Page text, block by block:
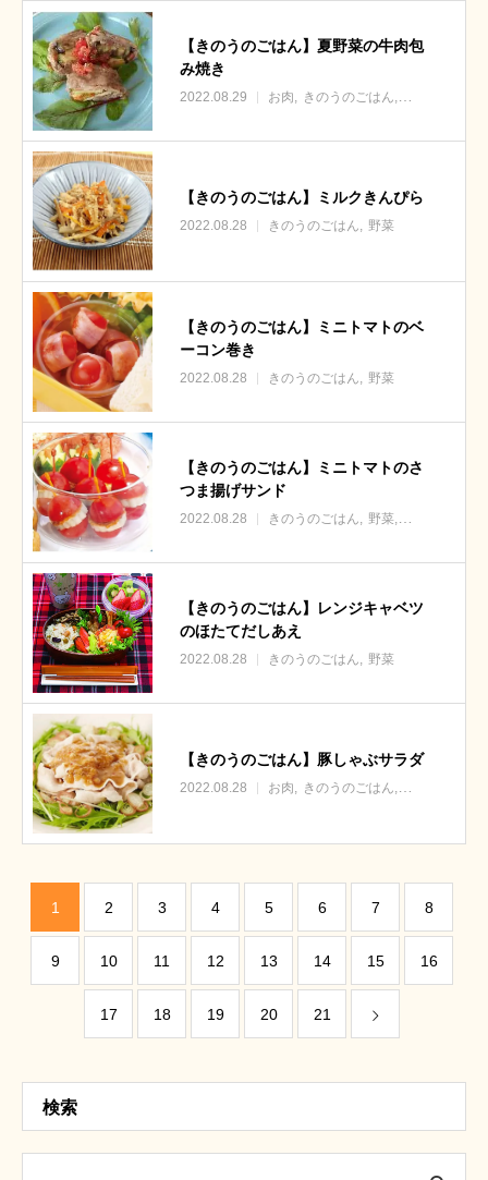
【きのうのごはん】夏野菜の牛肉包
み焼き
2022.08.29 お肉 きのうのごはん
【きのうのごはん】ミルクきんぴら
2022.08.28 きのうのごはん 野菜
【きのうのごはん】ミニトマトのベ
ーコン巻き
2022.08.28 きのうのごはん 野菜
【きのうのごはん】ミニトマトのさ
つま揚げサンド
2022.08.28 きのうのごはん 野菜
【きのうのごはん】レンジキャベツ
のほたてだしあえ
2022.08.28 きのうのごはん 野菜
【きのうのごはん】豚しゃぶサラダ
2022.08.28 お肉 きのうのごはん 野菜
1 2 3 4 5 6 7 8
9 10 11 12 13 14 15 16
17 18 19 20 21
検索